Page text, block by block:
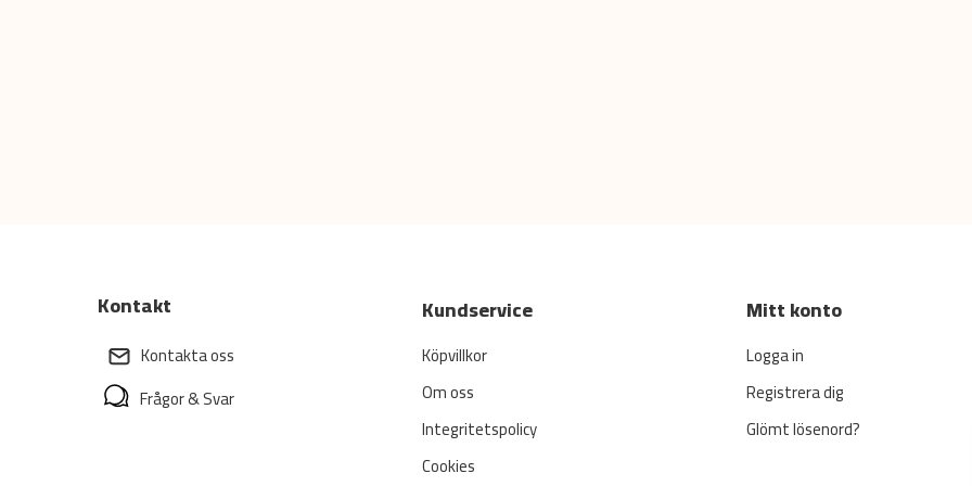
Kontakt
Kontakta oss
Frågor & Svar
Kundservice
Köpvillkor
Om oss
Integritetspolicy
Cookies
Mitt konto
Logga in
Registrera dig
Glömt lösenord?